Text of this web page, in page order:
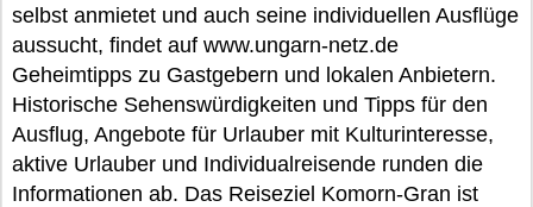
selbst anmietet und auch seine individuellen Ausflüge
aussucht, findet auf www.ungarn-netz.de
Geheimtipps zu Gastgebern und lokalen Anbietern.
Historische Sehenswürdigkeiten und Tipps für den
Ausflug, Angebote für Urlauber mit Kulturinteresse,
aktive Urlauber und Individualreisende runden die
Informationen ab. Das Reiseziel Komorn-Gran ist